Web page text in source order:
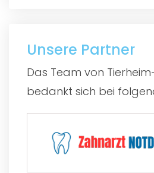
Unsere Partner
Das Team von
bedankt sich bei